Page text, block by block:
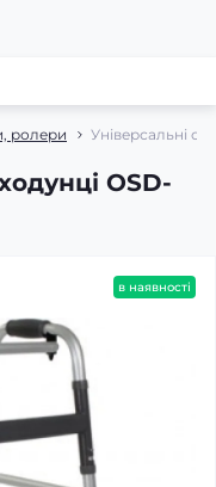
ролери Універсальні
OSD-
в наявності